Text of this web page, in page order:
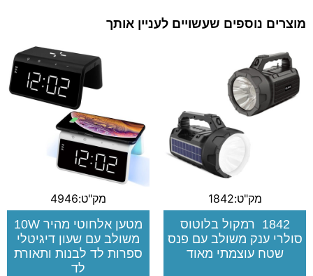
מוצרים נוספים שעשויים לעניין אותך
מק"ט:1842
1842 רמקול בלוטוס
סולרי ענק משולב עם פנס
שטח עוצמתי מאוד
מק"ט:4946
מטען אלחוטי מהיר 10W
משולב עם שעון דיגיטלי
ספרות לד לבנות ותאורת
לד